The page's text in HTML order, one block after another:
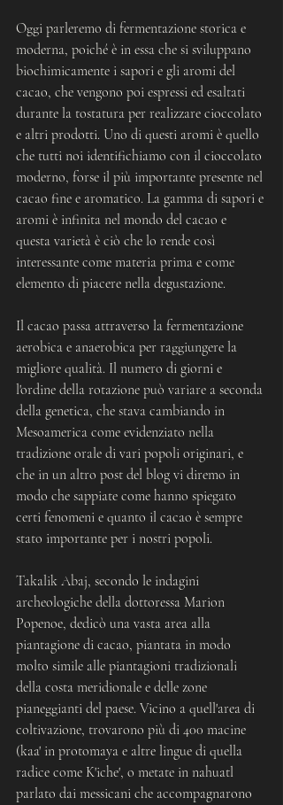
Oggi parleremo di fermentazione storica e
moderna, poiché è in essa che si sviluppano
biochimicamente i sapori e gli aromi del
cacao, che vengono poi espressi ed esaltati
durante la tostatura per realizzare cioccolato
e altri prodotti. Uno di questi aromi è quello
che tutti noi identifichiamo con il cioccolato
moderno, forse il più importante presente nel
cacao fine e aromatico. La gamma di sapori e
aromi è infinita nel mondo del cacao e
questa varietà è ciò che lo rende così
interessante come materia prima e come
elemento di piacere nella degustazione.
Il cacao passa attraverso la fermentazione
aerobica e anaerobica per raggiungere la
migliore qualità. Il numero di giorni e
l'ordine della rotazione può variare a seconda
della genetica, che stava cambiando in
Mesoamerica come evidenziato nella
tradizione orale di vari popoli originari, e
che in un altro post del blog vi diremo in
modo che sappiate come hanno spiegato
certi fenomeni e quanto il cacao è sempre
stato importante per i nostri popoli.
Takalik Abaj, secondo le indagini
archeologiche della dottoressa Marion
Popenoe, dedicò una vasta area alla
piantagione di cacao, piantata in modo
molto simile alle piantagioni tradizionali
della costa meridionale e delle zone
pianeggianti del paese. Vicino a quell'area di
coltivazione, trovarono più di 400 macine
(kaa' in protomaya e altre lingue di quella
radice come K'iche', o metate in nahuatl
parlato dai messicani che accompagnarono